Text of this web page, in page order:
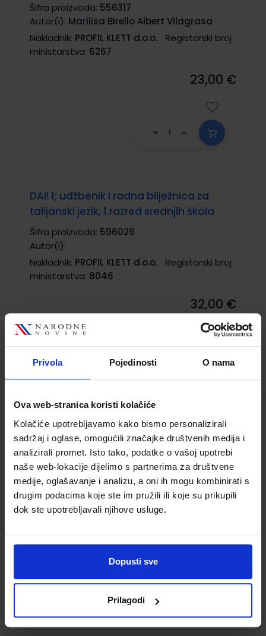
Privola Pojedinosti O nama
Ova web-stranica koristi kolačiće
Kolačiće upotrebljavamo kako bismo personalizirali
sadržaj i oglase, omogućili značajke društvenih medija i
analizirali promet. Isto tako, podatke o vašoj upotrebi
naše web-lokacije dijelimo s partnerima za društvene
medije, oglašavanje i analizu, a oni ih mogu kombinirati s
drugim podacima koje ste im pružili ili koje su prikupili
dok ste upotrebljavali njihove usluge.
Dopusti sve
Prilagodi
Šifra proizvoda: 556317
Autor(i): Marilisa Birello Albert Vilagrasa
Nakladnik: PROFIL KLETT d.o.o.
Registarski broj
ministarstva: 6267
23,00 €
DAI! 1; udžbenik i radna bilježnica za
talijanski jezik, 1.razred srednjih škola
Šifra proizvoda: 596029
Autor(i):
Nakladnik: PROFIL KLETT d.o.o.
Registarski broj
ministarstva: 8046
32,00 €
DAI! 2; udžbenik i radna bilježnica za
2.razred srednjih škola
Šifra proizvoda:596164
Autor(i):
Nakladnik:PROFIL KLETT d.o.o.
Registarski broj
ministarstva:8203